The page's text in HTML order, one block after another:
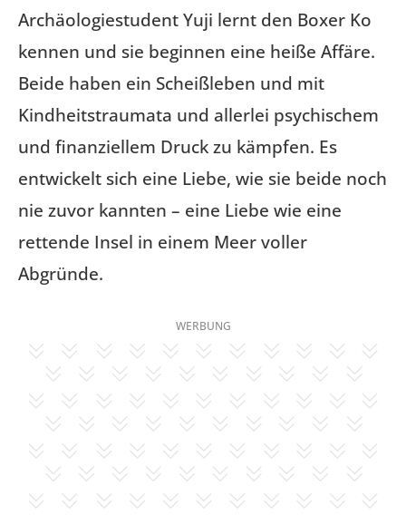
Archäologiestudent Yuji lernt den Boxer Ko
kennen und sie beginnen eine heiße Affäre.
Beide haben ein Scheißleben und mit
Kindheitstraumata und allerlei psychischem
und finanziellem Druck zu kämpfen. Es
entwickelt sich eine Liebe, wie sie beide noch
nie zuvor kannten – eine Liebe wie eine
rettende Insel in einem Meer voller
Abgründe.
WERBUNG